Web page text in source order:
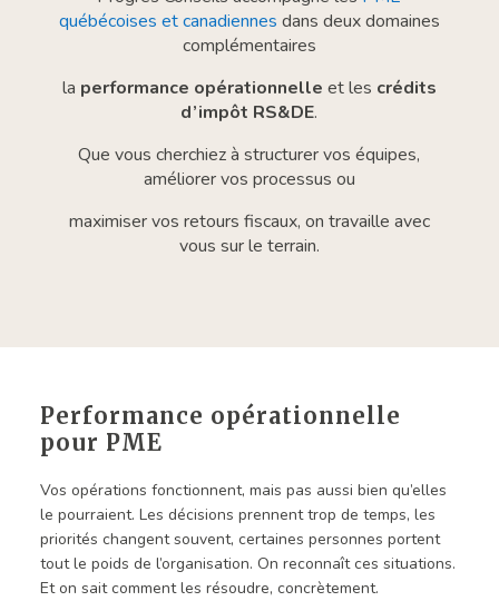
québécoises et canadiennes dans deux domaines
complémentaires
la performance opérationnelle et les crédits
d’impôt RS&DE.
Que vous cherchiez à structurer vos équipes,
améliorer vos processus ou
maximiser vos retours fiscaux, on travaille avec
vous sur le terrain.
Performance opérationnelle
pour PME
Vos opérations fonctionnent, mais pas aussi bien qu’elles
le pourraient. Les décisions prennent trop de temps, les
priorités changent souvent, certaines personnes portent
tout le poids de l’organisation. On reconnaît ces situations.
Et on sait comment les résoudre, concrètement.